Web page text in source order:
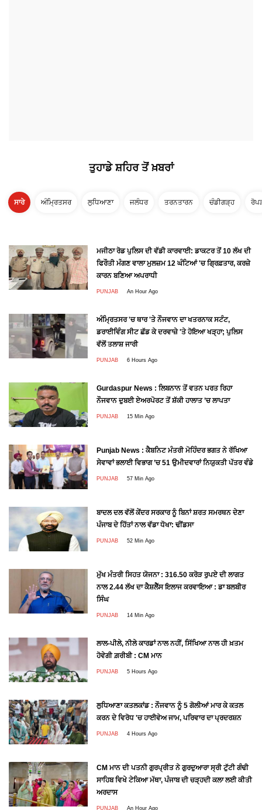
ਤੁਹਾਡੇ ਸ਼ਹਿਰ ਤੋਂ ਖ਼ਬਰਾਂ
ਸਾਰੇ ਅੰਮ੍ਰਿਤਸਰ ਲੁਧਿਆਣਾ ਜਲੰਧਰ ਤਰਨਤਾਰਨ ਚੰਡੀਗੜ੍ਹ
ਮਜੀਠਾ ਰੋਡ ਪੁਲਿਸ ਦੀ ਵੱਡੀ ਕਾਰਵਾਈ: ਡਾਕਟਰ ਤੋਂ 10 ਲੱਖ ਦੀ
ਫਿਰੌਤੀ ਮੰਗਣ ਵਾਲਾ ਮੁਲਜ਼ਮ 12 ਘੰਟਿਆਂ 'ਚ ਗ੍ਰਿਫ਼ਤਾਰ, ਕਰਜ਼ੇ
ਕਾਰਨ ਬਣਿਆ ਅਪਰਾਧੀ
PUNJAB An Hour Ago
ਅੰਮ੍ਰਿਤਸਰ 'ਚ ਥਾਰ 'ਤੇ ਨੌਜਵਾਨ ਦਾ ਖਤਰਨਾਕ ਸਟੰਟ,
ਡਰਾਈਵਿੰਗ ਸੀਟ ਛੱਡ ਕੇ ਦਰਵਾਜ਼ੇ 'ਤੇ ਹੋਇਆ ਖੜ੍ਹਾ; ਪੁਲਿਸ
ਵੱਲੋਂ ਤਲਾਸ਼ ਜਾਰੀ
PUNJAB 6 Hours Ago
Gurdaspur News : ਲਿਬਨਾਨ ਤੋਂ ਵਤਨ ਪਰਤ ਰਿਹਾ
ਨੌਜਵਾਨ ਦੁਬਈ ਏਅਰਪੋਰਟ ਤੋਂ ਸ਼ੱਕੀ ਹਾਲਾਤ ’ਚ ਲਾਪਤਾ
PUNJAB 15 Min Ago
Punjab News : ਕੈਬਨਿਟ ਮੰਤਰੀ ਮੋਹਿੰਦਰ ਭਗਤ ਨੇ ਰੱਖਿਆ
ਸੇਵਾਵਾਂ ਭਲਾਈ ਵਿਭਾਗ ’ਚ 51 ਉਮੀਦਵਾਰਾਂ ਨਿਯੁਕਤੀ ਪੱਤਰ ਵੰਡੇ
PUNJAB 57 Min Ago
ਬਾਦਲ ਦਲ ਵੱਲੋਂ ਕੇਂਦਰ ਸਰਕਾਰ ਨੂੰ ਬਿਨਾਂ ਸ਼ਰਤ ਸਮਰਥਨ ਦੇਣਾ
ਪੰਜਾਬ ਦੇ ਹਿੱਤਾਂ ਨਾਲ ਵੱਡਾ ਧੋਖਾ: ਢੀਂਡਸਾ
PUNJAB 52 Min Ago
ਮੁੱਖ ਮੰਤਰੀ ਸਿਹਤ ਯੋਜਨਾ : 316.50 ਕਰੋੜ ਰੁਪਏ ਦੀ ਲਾਗਤ
ਨਾਲ 2.44 ਲੱਖ ਦਾ ਕੈਸ਼ਲੈੱਸ ਇਲਾਜ ਕਰਵਾਇਆ : ਡਾ ਬਲਬੀਰ
ਸਿੰਘ
PUNJAB 14 Min Ago
ਲਾਲ-ਪੀਲੇ, ਨੀਲੇ ਕਾਰਡਾਂ ਨਾਲ ਨਹੀਂ, ਸਿੱਖਿਆ ਨਾਲ ਹੀ ਖ਼ਤਮ
ਹੋਵੇਗੀ ਗ਼ਰੀਬੀ : CM ਮਾਨ
PUNJAB 5 Hours Ago
ਲੁਧਿਆਣਾ ਕਤਲਕਾਂਡ : ਨੌਜਵਾਨ ਨੂੰ 5 ਗੋਲੀਆਂ ਮਾਰ ਕੇ ਕਤਲ
ਕਰਨ ਦੇ ਵਿਰੋਧ 'ਚ ਹਾਈਵੇਅ ਜਾਮ, ਪਰਿਵਾਰ ਦਾ ਪ੍ਰਦਰਸ਼ਨ
PUNJAB 4 Hours Ago
CM ਮਾਨ ਦੀ ਪਤਨੀ ਗੁਰਪ੍ਰੀਤ ਨੇ ਗੁਰਦੁਆਰਾ ਸ੍ਰੀ ਟੁੱਟੀ ਗੰਢੀ
ਸਾਹਿਬ ਵਿਖੇ ਟੇਕਿਆ ਮੱਥਾ, ਪੰਜਾਬ ਦੀ ਚੜ੍ਹਦੀ ਕਲਾ ਲਈ ਕੀਤੀ
ਅਰਦਾਸ
PUNJAB An Hour Ago